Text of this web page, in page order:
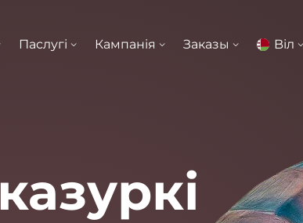
Паслугі Кампанія Заказы Bіл